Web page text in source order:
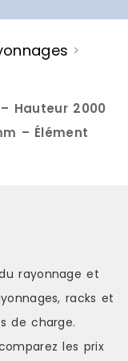
>
Hauteur 2000
– Élément
rayonnage et
racks et
de charge.
les prix